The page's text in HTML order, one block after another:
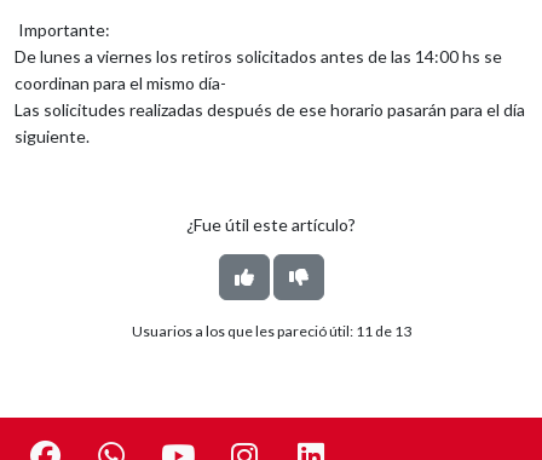
Importante:
De lunes a viernes los retiros solicitados antes de las 14:00 hs se
coordinan para el mismo día-
Las solicitudes realizadas después de ese horario pasarán para el día
siguiente.
¿Fue útil este artículo?
Usuarios a los que les pareció útil: 11de 13